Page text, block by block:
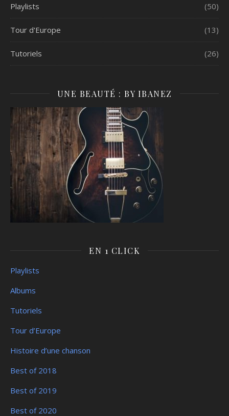
Playlists (50)
Tour d'Europe (13)
Tutoriels (26)
UNE BEAUTÉ : BY IBANEZ
EN 1 CLICK
Playlists
Albums
Tutoriels
Tour d’Europe
Histoire d’une chanson
Best of 2018
Best of 2019
Best of 2020